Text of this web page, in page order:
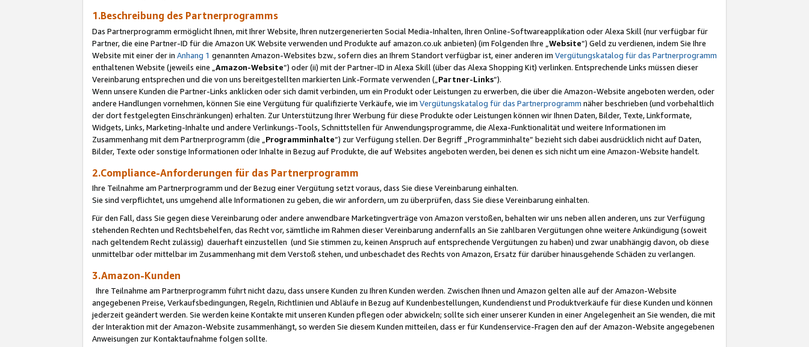
1.Beschreibung des Partnerprogramms
Das Partnerprogramm ermöglicht Ihnen, mit Ihrer Website, Ihren nutzergenerierten Social Media-Inhalten, Ihren Online-Softwareapplikation oder Alexa Skill (nur verfügbar für
Partner, die eine Partner-ID für die Amazon UK Website verwenden und Produkte auf amazon.co.uk anbieten) (im Folgenden Ihre „ Website“) Geld zu verdienen, indem Sie Ihre
Website mit einer der in Anhang 1 genannten Amazon-Websites bzw., sofern dies an Ihrem Standort verfügbar ist, einer anderen im Vergütungskatalog für das Partnerprogramm
enthaltenen Website (jeweils eine „ Amazon-Website“) oder (ii) mit der Partner-ID in Alexa Skill (über das Alexa Shopping Kit) verlinken. Entsprechende Links müssen dieser
Vereinbarung entsprechen und die von uns bereitgestellten markierten Link-Formate verwenden („ Partner-Links“).
Wenn unsere Kunden die Partner-Links anklicken oder sich damit verbinden, um ein Produkt oder Leistungen zu erwerben, die über die Amazon-Website angeboten werden, oder
andere Handlungen vornehmen, können Sie eine Vergütung für qualifizierte Verkäufe, wie im Vergütungskatalog für das Partnerprogramm näher beschrieben (und vorbehaltlich
der dort festgelegten Einschränkungen) erhalten. Zur Unterstützung Ihrer Werbung für diese Produkte oder Leistungen können wir Ihnen Daten, Bilder, Texte, Linkformate,
Widgets, Links, Marketing-Inhalte und andere Verlinkungs-Tools, Schnittstellen für Anwendungsprogramme, die Alexa-Funktionalität und weitere Informationen im
Zusammenhang mit dem Partnerprogramm (die „ Programminhalte“) zur Verfügung stellen. Der Begriff „Programminhalte“ bezieht sich dabei ausdrücklich nicht auf Daten,
Bilder, Texte oder sonstige Informationen oder Inhalte in Bezug auf Produkte, die auf Websites angeboten werden, bei denen es sich nicht um eine Amazon-Website handelt.
2.Compliance-Anforderungen für das Partnerprogramm
Ihre Teilnahme am Partnerprogramm und der Bezug einer Vergütung setzt voraus, dass Sie diese Vereinbarung einhalten.
Sie sind verpflichtet, uns umgehend alle Informationen zu geben, die wir anfordern, um zu überprüfen, dass Sie diese Vereinbarung einhalten.
Für den Fall, dass Sie gegen diese Vereinbarung oder andere anwendbare Marketingverträge von Amazon verstoßen, behalten wir uns neben allen anderen, uns zur Verfügung
stehenden Rechten und Rechtsbehelfen, das Recht vor, sämtliche im Rahmen dieser Vereinbarung andernfalls an Sie zahlbaren Vergütungen ohne weitere Ankündigung (soweit
nach geltendem Recht zulässig) dauerhaft einzustellen (und Sie stimmen zu, keinen Anspruch auf entsprechende Vergütungen zu haben) und zwar unabhängig davon, ob diese
unmittelbar oder mittelbar im Zusammenhang mit dem Verstoß stehen, und unbeschadet des Rechts von Amazon, Ersatz für darüber hinausgehende Schäden zu verlangen.
3.Amazon-Kunden
Ihre Teilnahme am Partnerprogramm führt nicht dazu, dass unsere Kunden zu Ihren Kunden werden. Zwischen Ihnen und Amazon gelten alle auf der Amazon-Website
angegebenen Preise, Verkaufsbedingungen, Regeln, Richtlinien und Abläufe in Bezug auf Kundenbestellungen, Kundendienst und Produktverkäufe für diese Kunden und können
jederzeit geändert werden. Sie werden keine Kontakte mit unseren Kunden pflegen oder abwickeln; sollte sich einer unserer Kunden in einer Angelegenheit an Sie wenden, die mit
der Interaktion mit der Amazon-Website zusammenhängt, so werden Sie diesem Kunden mitteilen, dass er für Kundenservice-Fragen den auf der Amazon-Website angegebenen
Anweisungen zur Kontaktaufnahme folgen sollte.